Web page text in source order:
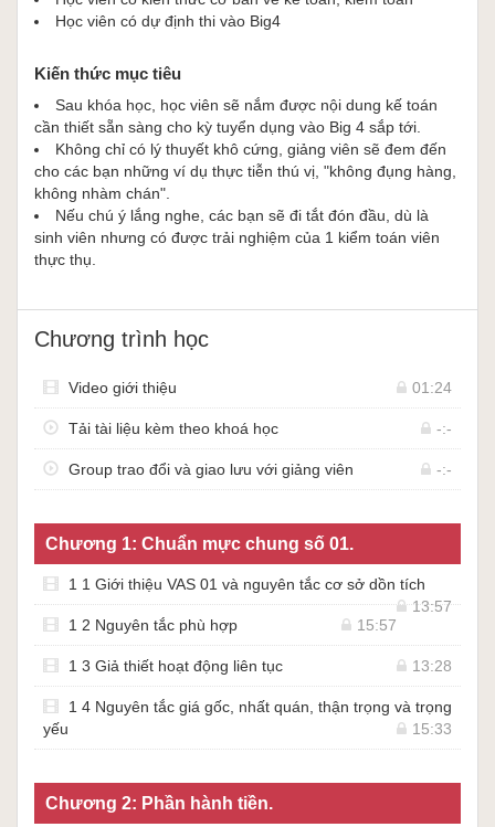
- Doanh thu vàthu nhập khác.
Học viên có dự định thi vào Big4
Kiến thức mục tiêu
Sau khóa học, học viên sẽ nắm được nội dung kế toán
cần thiết sẵn sàng cho kỳ tuyển dụng vào Big 4 sắp tới.
Không chỉ có lý thuyết khô cứng, giảng viên sẽ đem đến
cho các bạn những ví dụ thực tiễn thú vị, "không đụng hàng,
không nhàm chán".
Nếu chú ý lắng nghe, các bạn sẽ đi tắt đón đầu, dù là
sinh viên nhưng có được trải nghiệm của 1 kiểm toán viên
thực thụ.
Chương trình học
Video giới thiệu 01:24
Tải tài liệu kèm theo khoá học -:-
Group trao đổi và giao lưu với giảng viên -:-
Chương 1: Chuẩn mực chung số 01.
1 1 Giới thiệu VAS 01 và nguyên tắc cơ sở dồn tích
13:57
1 2 Nguyên tắc phù hợp
15:57
1 3 Giả thiết hoạt động liên tục 13:28
1 4 Nguyên tắc giá gốc, nhất quán, thận trọng và trọng
yếu
15:33
Chương 2: Phần hành tiền.